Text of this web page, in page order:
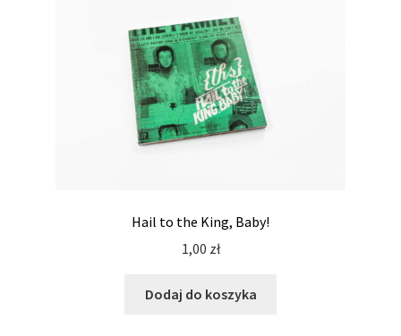
Hail to the King, Baby!
1,00 zł
Dodaj do koszyka